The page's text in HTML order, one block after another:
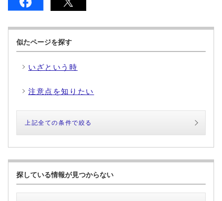
似たページを探す
いざという時
注意点を知りたい
上記全ての条件で絞る
探している情報が見つからない